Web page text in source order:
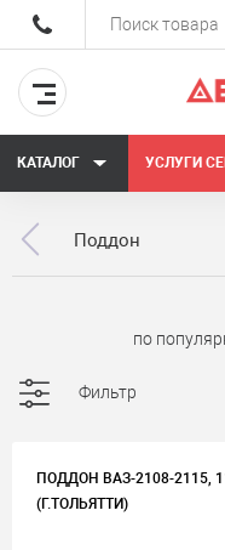
КАТАЛОГ УСЛУГИ
Поддон
Фильтр
ПОДДОН ВАЗ-2108-2115,
(Г.ТОЛЬЯТТИ)